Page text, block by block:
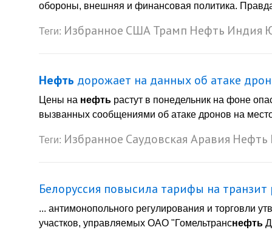
обороны, внешняя и финансовая политика.
Теги: Избранное СШАТрамп Нефть Индия
Нефть дорожает на данных об атаке
Цены на нефть растут в понедельник на фоне
вызванных сообщениями об атаке дронов на
Теги: Избранное Саудовская Аравия Нефть
Белоруссия повысила тарифы на
... антимонопольного регулирования и торговли
участков, управляемых ОАО "Гомельтранснефть